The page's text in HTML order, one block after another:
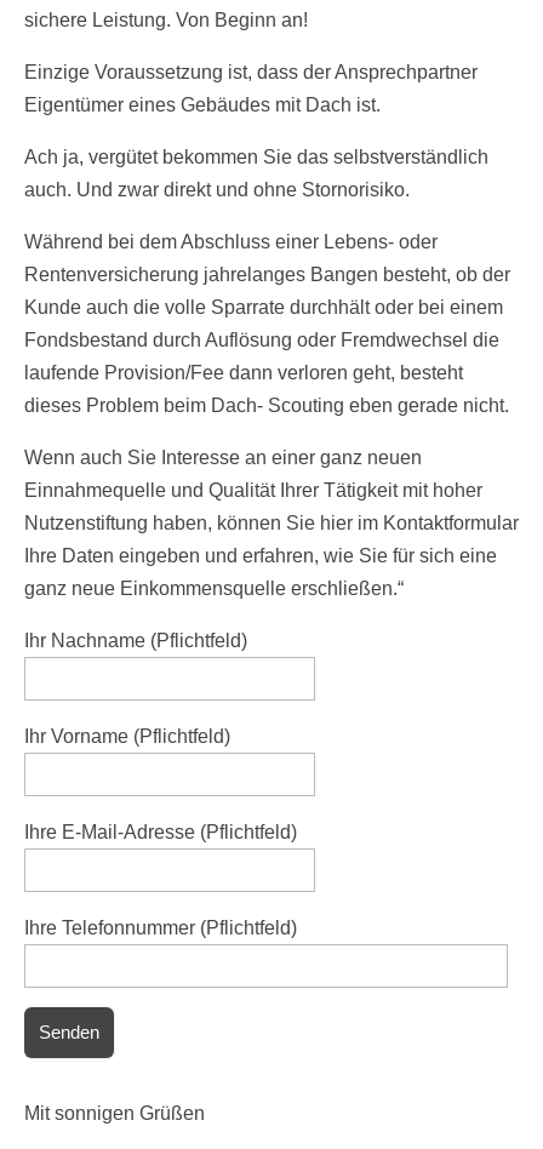
sichere Leistung. Von Beginn an!
Einzige Voraussetzung ist, dass der Ansprechpartner
Eigentümer eines Gebäudes mit Dach ist.
Ach ja, vergütet bekommen Sie das selbstverständlich
auch. Und zwar direkt und ohne Stornorisiko.
Während bei dem Abschluss einer Lebens- oder
Rentenversicherung jahrelanges Bangen besteht, ob der
Kunde auch die volle Sparrate durchhält oder bei einem
Fondsbestand durch Auflösung oder Fremdwechsel die
laufende Provision/Fee dann verloren geht, besteht
dieses Problem beim Dach- Scouting eben gerade nicht.
Wenn auch Sie Interesse an einer ganz neuen
Einnahmequelle und Qualität Ihrer Tätigkeit mit hoher
Nutzenstiftung haben, können Sie hier im Kontaktformular
Ihre Daten eingeben und erfahren, wie Sie für sich eine
ganz neue Einkommensquelle erschließen.“
Ihr Nachname (Pflichtfeld)
Ihr Vorname (Pflichtfeld)
Ihre E-Mail-Adresse (Pflichtfeld)
Ihre Telefonnummer (Pflichtfeld)
Mit sonnigen Grüßen